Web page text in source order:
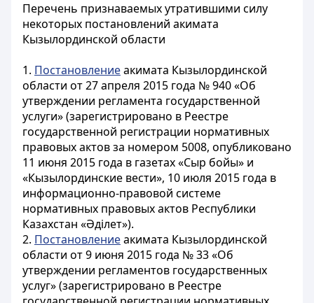
Перечень признаваемых утратившими силу
некоторых постановлений акимата
Кызылординской области
1. Постановлениеакимата Кызылординской
области от 27 апреля 2015 года № 940 «Об
утверждении регламента государственной
услуги» (зарегистрировано в Реестре
государственной регистрации нормативных
правовых актов за номером 5008, опубликовано
11 июня 2015 года в газетах «Сыр бойы» и
«Кызылординские вести», 10 июля 2015 года в
информационно-правовой системе
нормативных правовых актов Республики
Казахстан «Әділет»).
2. Постановлениеакимата Кызылординской
области от 9 июня 2015 года № 33 «Об
утверждении регламентов государственных
услуг» (зарегистрировано в Реестре